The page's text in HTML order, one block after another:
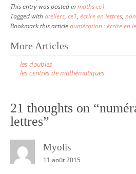
This entry was posted inmaths ce1
Tagged withateliers, ce1, écrire en lettres,
Bookmark this articlenumération : écrire en
P
t
n
a
v
More Articles
les doubles
les centres de mathématiques
21 thoughts on “
lettres”
Myolis
11 août 2015